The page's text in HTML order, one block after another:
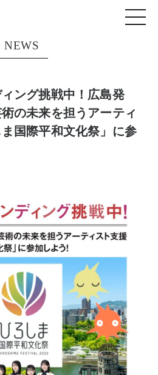
NEWS
ング挑戦中！広島発
の未来を担うアーティ
国際平和文化祭」に参